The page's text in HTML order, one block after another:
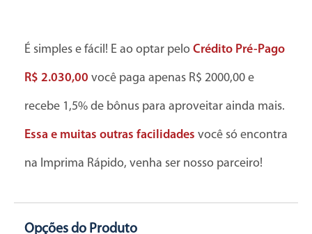
É simples e fácil! E ao optar pelo Crédito Pré-Pago
R$ 2.030,00 você paga apenas R$ 2000,00 e
recebe 1,5% de bônus para aproveitar ainda mais.
Essa e muitas outras facilidades você só encontra
na Imprima Rápido, venha ser nosso parceiro!
Opções do Produto